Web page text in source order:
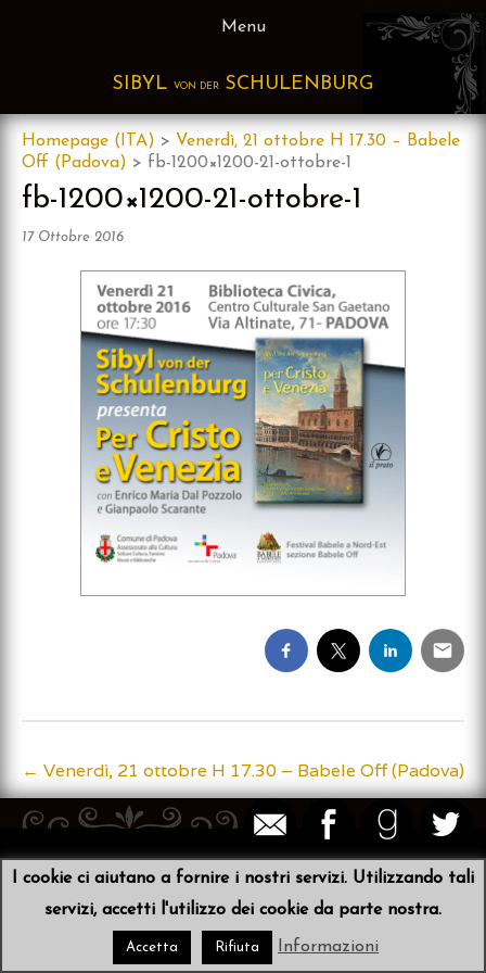
Menu
SIBYL VON DER SCHULENBURG
Homepage (ITA) > Venerdì, 21 ottobre H 17.30 – Babele
Off (Padova) > fb-1200×1200-21-ottobre-1
fb-1200×1200-21-ottobre-1
17 Ottobre 2016
Post
navigation
← Venerdì, 21 ottobre H 17.30 – Babele Off (Padova)
I cookie ci aiutano a fornire i nostri servizi. Utilizzando tali
servizi, accetti l'utilizzo dei cookie da parte nostra.
Accetta Rifiuta Informazioni
© 2026Sibyl von der Schulenburg • Scribit